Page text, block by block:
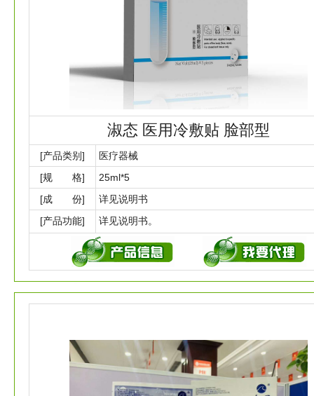
淑态 医用冷敷贴 脸部型
[产品类别]
医疗器械
[规 格]
25ml*5
[成 份]
详见说明书
[产品功能]
详见说明书。